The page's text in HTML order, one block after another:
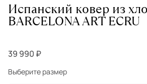
Испанский ковер из
BARCELONA ART ECRU
39 990 ₽
Выберите размер